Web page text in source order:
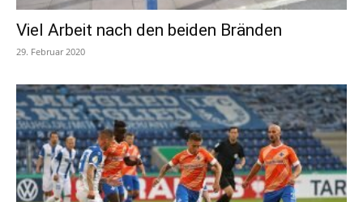
Viel Arbeit nach den beiden Bränden
29. Februar 2020